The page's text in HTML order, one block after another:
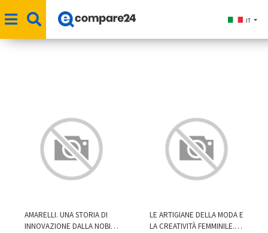
IT
AMARELLI. UNA STORIA DI
INNOVAZIONE DALLA NOBILI
LE ARTIGIANE DELLA MODA E
LA CREATIVITÀ FEMMINILE.